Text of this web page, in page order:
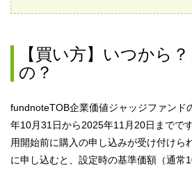
【買い方】いつから
の？
fundnoteTOB企業価値ジャッジファンド
年10月31日から2025年11月20日までで
用開始前に購入の申し込みが受け付けら
に申し込むと、設定時の基準価額（通常